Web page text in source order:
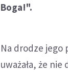
Boga!".
Na drodze jego
uważała, że